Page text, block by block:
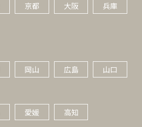
京都 大阪 兵庫
岡山 広島 山口
愛媛 高知